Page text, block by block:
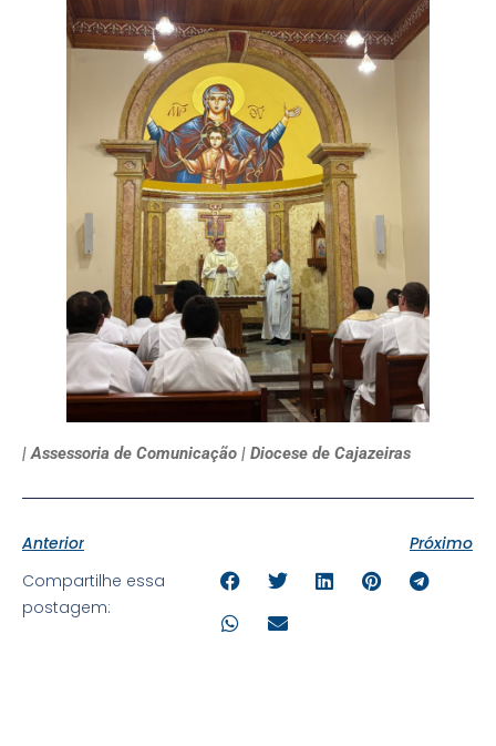
| Assessoria de Comunicação | Diocese de Cajazeiras
Anterior
Próximo
Compartilhe essa
postagem: